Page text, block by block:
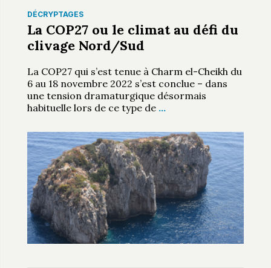
DÉCRYPTAGES
La COP27 ou le climat au défi du
clivage Nord/Sud
La COP27 qui s’est tenue à Charm el-Cheikh du
6 au 18 novembre 2022 s’est conclue – dans
une tension dramaturgique désormais
habituelle lors de ce type de …